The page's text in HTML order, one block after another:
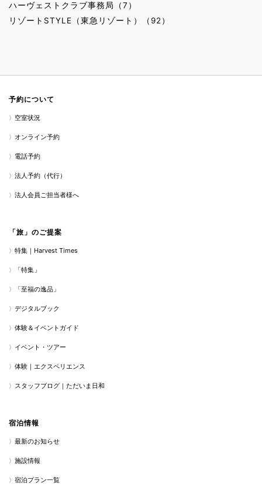
ハーヴェストクラブ事務局（7）
リゾートSTYLE（東急リゾート）（92）
予約について
空室状況
オンライン予約
電話予約
法人予約（代行）
法人会員ご担当者様へ
「旅」のご提案
特集｜Harvest Times
「特集」
「至福の逸品」
デジタルブック
体験＆イベントガイド
イベント・ツアー
体験｜エクスペリエンス
スタッフブログ｜ただいま日和
宿泊情報
最新のお知らせ
施設情報
宿泊プラン一覧